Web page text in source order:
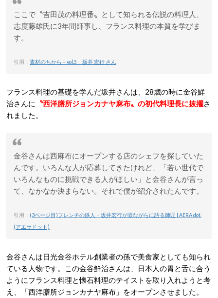
ここで〝吉田茂の料理番〟として知られる伝説の料理人、
志度藤雄氏に3年間師事し、フランス料理の本質を学びま
す。
引用： 素材のちから – vol.5 坂井 宏行 さん
フランス料理の基礎を学んだ坂井さんは、28歳の時に金谷鮮
治さんに
〝西洋膳所ジョンカナヤ麻布〟の初代料理長に抜擢さ
れました。
金谷さんは西麻布にオープンする店のシェフを探していた
んです。いろんな人が応募してきたけれど、「若い世代で
いろんなものに挑戦できる人がほしい」と金谷さんが言っ
て、なかなか決まらない。それで僕が紹介されたんです。
引用： (3ページ目)フレンチの鉄人・坂井宏行が涙ながらに語る師匠 | AERA dot.
(アエラドット)
金谷さんは日光金谷ホテル創業者の孫で美食家としても知られ
ている人物です。この金谷鮮治さんは、日本人の胃と舌に合う
ようにフランス料理と懐石料理のテイストを取り入れようと考
え、「西洋膳所ジョンカナヤ麻布」をオープンさせました。